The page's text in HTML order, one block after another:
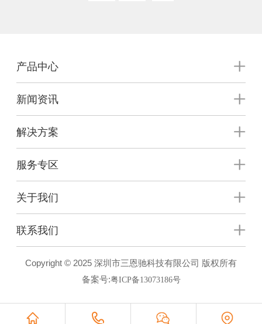
产品中心
新闻资讯
解决方案
服务专区
关于我们
联系我们
Copyright © 2025 深圳市三恩驰科技有限公司 版权所有
备案号:粤ICP备13073186号